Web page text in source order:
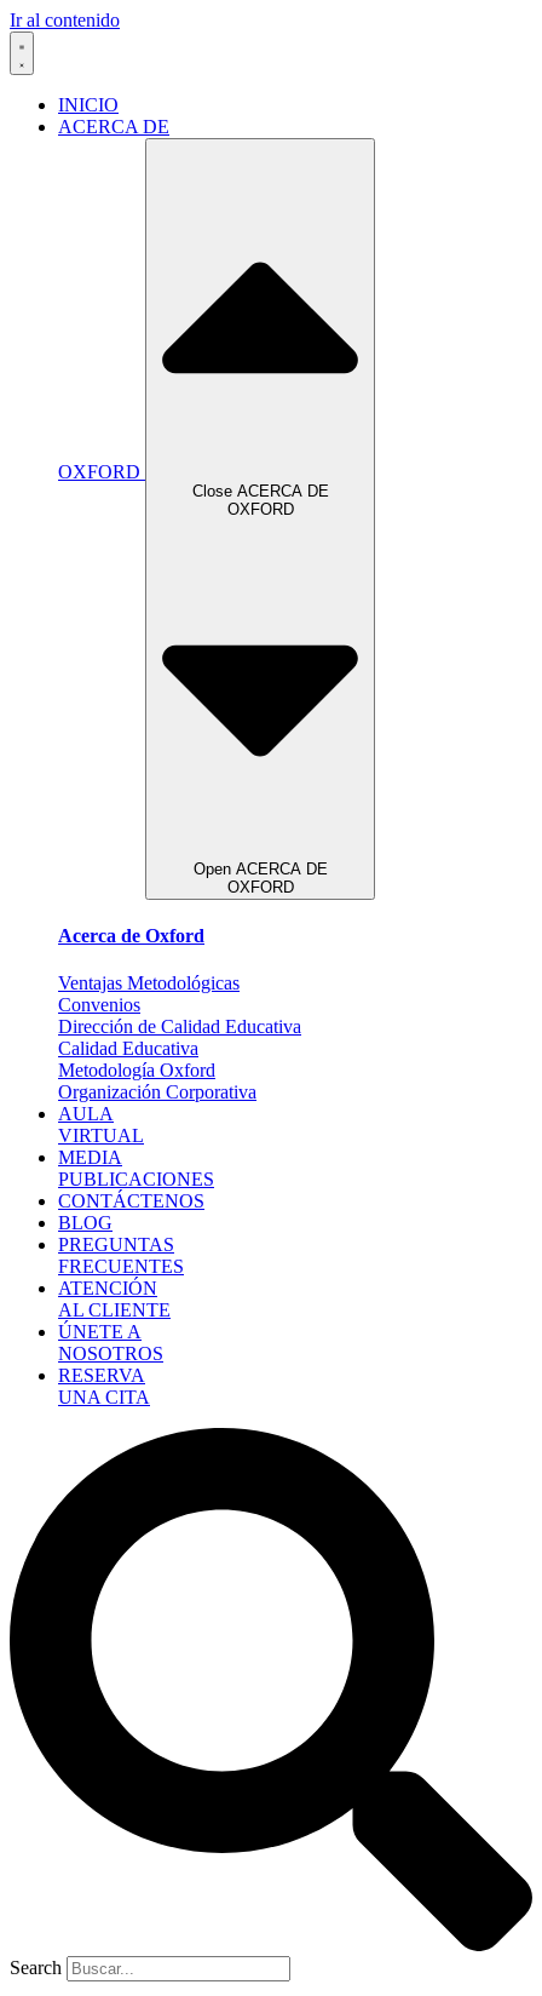
Ir al contenido
INICIO
ACERCA DE
OXFORD
Close ACERCA DE
OXFORD
Open ACERCA DE
OXFORD
Acerca de Oxford
Ventajas Metodológicas
Convenios
Dirección de Calidad Educativa
Calidad Educativa
Metodología Oxford
Organización Corporativa
AULA
VIRTUAL
MEDIA
PUBLICACIONES
CONTÁCTENOS
BLOG
PREGUNTAS
FRECUENTES
ATENCIÓN
AL CLIENTE
ÚNETE A
NOSOTROS
RESERVA
UNA CITA
Search